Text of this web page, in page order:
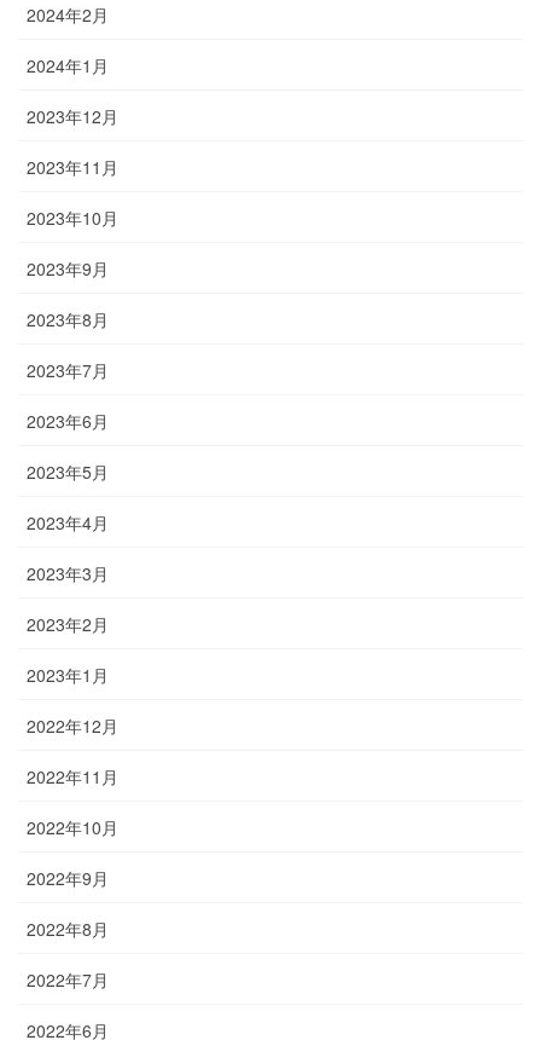
2024年2月
2024年1月
2023年12月
2023年11月
2023年10月
2023年9月
2023年8月
2023年7月
2023年6月
2023年5月
2023年4月
2023年3月
2023年2月
2023年1月
2022年12月
2022年11月
2022年10月
2022年9月
2022年8月
2022年7月
2022年6月